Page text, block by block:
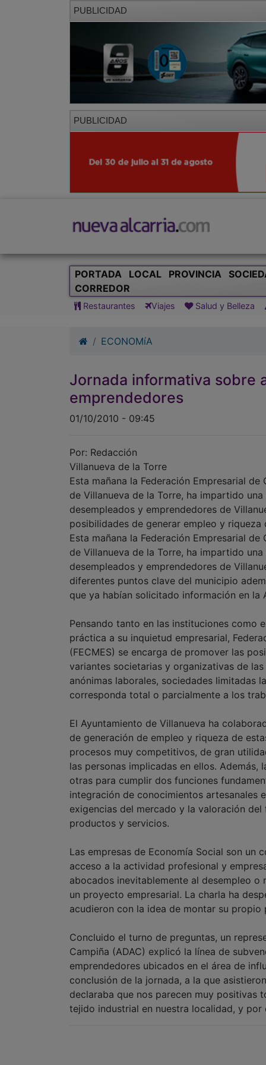
PUBLICIDAD
PUBLICIDAD
PORTADA LOCAL PROVINCIA
CORREDOR
Restaurantes Viajes Salud y Belleza
ECONOMíA
Jornada informativa sobre
emprendedores
01/10/2010 - 09:45
Por: Redacción
Villanueva de la Torre
Esta mañana la Federación Empresarial
de Villanueva de la Torre, ha impartido
desempleados y emprendedores de
posibilidades de generar empleo y
Esta mañana la Federación Empresarial
de Villanueva de la Torre, ha impartido
desempleados y emprendedores de
diferentes puntos clave del municipio
que ya habían solicitado información en la
Pensando tanto en las instituciones como
práctica a su inquietud empresarial,
(FECMES) se encarga de promover las
variantes societarias y organizativas de
anónimas laborales, sociedades limitadas
corresponda total o parcialmente a los
El Ayuntamiento de Villanueva ha
de generación de empleo y riqueza de
procesos muy competitivos, de gran
las personas implicadas en ellos.
otras para cumplir dos funciones
integración de conocimientos artesanales
exigencias del mercado y la valoración
productos y servicios.
Las empresas de Economía Social son un
acceso a la actividad profesional y
abocados inevitablemente al desempleo o
un proyecto empresarial. La charla ha
acudieron con la idea de montar su propio
Concluido el turno de preguntas, un
Campiña (ADAC) explicó la línea de
emprendedores ubicados en el área de
conclusión de la jornada, a la que
declaraba que nos parecen muy
tejido industrial en nuestra localidad, y por